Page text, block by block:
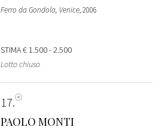
Ferro da Gondola, Venice, 2006
STIMA€ 1.500 - 2.500
Lotto chiuso
17
PAOLO MONTI